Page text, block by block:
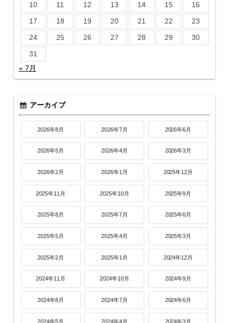
10
11 12 13 14 15
16
17
18 19 20 21 22
23
24
25 26 27 28 29
30
31
« 7月
アーカイブ
2026年8月 2026年7月 2026年6月
2026年5月 2026年4月 2026年3月
2026年2月 2026年1月 2025年12月
2025年11月 2025年10月 2025年9月
2025年8月 2025年7月 2025年6月
2025年5月 2025年4月 2025年3月
2025年2月 2025年1月 2024年12月
2024年11月 2024年10月 2024年9月
2024年8月 2024年7月 2024年6月
2024年5月 2024年4月 2024年3月